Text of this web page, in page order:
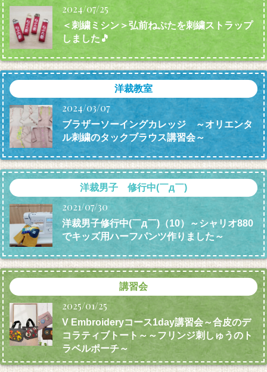
2024/07/25
＜刺繍ミシン＞弘前ねぷたを刺繍ストラップ
しました🎵
洋裁教室
2024/03/07
ブラザーソーイングカレッジ ～オリエンタ
ル刺繍のタックブラウス講習会～
洋裁男子 修行中(￣д￣)
2021/07/30
洋裁男子修行中(￣д￣)（10）～シャリオ880
でキッズ用ハーフパンツ作りました～
講習会
2025/01/25
V Embroideryコース1day講習会～合皮のデ
コラティブトート～～フリンジ刺しゅうのト
ラベルポーチ～